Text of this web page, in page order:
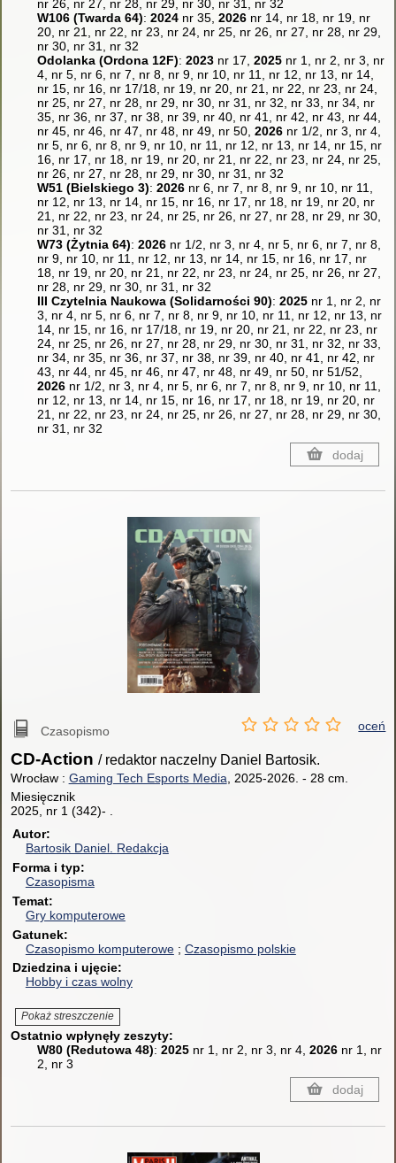
nr 26, nr 27, nr 28, nr 29, nr 30, nr 31, nr 32
W106 (Twarda 64): 2024nr 35, 2026nr 14, nr 18, nr 19, nr
20, nr 21, nr 22, nr 23, nr 24, nr 25, nr 26, nr 27, nr 28, nr 29,
nr 30, nr 31, nr 32
Odolanka (Ordona 12F): 2023nr 17, 2025nr 1, nr 2, nr 3, nr
4, nr 5, nr 6, nr 7, nr 8, nr 9, nr 10, nr 11, nr 12, nr 13, nr 14,
nr 15, nr 16, nr 17/18, nr 19, nr 20, nr 21, nr 22, nr 23, nr 24,
nr 25, nr 27, nr 28, nr 29, nr 30, nr 31, nr 32, nr 33, nr 34, nr
35, nr 36, nr 37, nr 38, nr 39, nr 40, nr 41, nr 42, nr 43, nr 44,
nr 45, nr 46, nr 47, nr 48, nr 49, nr 50, 2026nr 1/2, nr 3, nr 4,
nr 5, nr 6, nr 8, nr 9, nr 10, nr 11, nr 12, nr 13, nr 14, nr 15, nr
16, nr 17, nr 18, nr 19, nr 20, nr 21, nr 22, nr 23, nr 24, nr 25,
nr 26, nr 27, nr 28, nr 29, nr 30, nr 31, nr 32
W51 (Bielskiego 3): 2026nr 6, nr 7, nr 8, nr 9, nr 10, nr 11,
nr 12, nr 13, nr 14, nr 15, nr 16, nr 17, nr 18, nr 19, nr 20, nr
21, nr 22, nr 23, nr 24, nr 25, nr 26, nr 27, nr 28, nr 29, nr 30,
nr 31, nr 32
W73 (Żytnia 64): 2026nr 1/2, nr 3, nr 4, nr 5, nr 6, nr 7, nr 8,
nr 9, nr 10, nr 11, nr 12, nr 13, nr 14, nr 15, nr 16, nr 17, nr
18, nr 19, nr 20, nr 21, nr 22, nr 23, nr 24, nr 25, nr 26, nr 27,
nr 28, nr 29, nr 30, nr 31, nr 32
III Czytelnia Naukowa (Solidarności 90): 2025nr 1, nr 2, nr
3, nr 4, nr 5, nr 6, nr 7, nr 8, nr 9, nr 10, nr 11, nr 12, nr 13, nr
14, nr 15, nr 16, nr 17/18, nr 19, nr 20, nr 21, nr 22, nr 23, nr
24, nr 25, nr 26, nr 27, nr 28, nr 29, nr 30, nr 31, nr 32, nr 33,
nr 34, nr 35, nr 36, nr 37, nr 38, nr 39, nr 40, nr 41, nr 42, nr
43, nr 44, nr 45, nr 46, nr 47, nr 48, nr 49, nr 50, nr 51/52,
2026nr 1/2, nr 3, nr 4, nr 5, nr 6, nr 7, nr 8, nr 9, nr 10, nr 11,
nr 12, nr 13, nr 14, nr 15, nr 16, nr 17, nr 18, nr 19, nr 20, nr
21, nr 22, nr 23, nr 24, nr 25, nr 26, nr 27, nr 28, nr 29, nr 30,
nr 31, nr 32
dodaj
Czasopismo oceń
CD-Action / redaktor naczelny Daniel Bartosik.
Wrocław : Gaming Tech Esports Media, 2025-2026. - 28 cm.
Miesięcznik
2025, nr 1 (342)- .
Autor
Bartosik Daniel. Redakcja
Forma i typ
Czasopisma
Temat
Gry komputerowe
Gatunek
Czasopismo komputerowe
Czasopismo polskie
Dziedzina i ujęcie
Hobby i czas wolny
Pokaż streszczenie
Ostatnio wpłynęły zeszyty:
W80 (Redutowa 48): 2025nr 1, nr 2, nr 3, nr 4, 2026nr 1, nr
2, nr 3
dodaj